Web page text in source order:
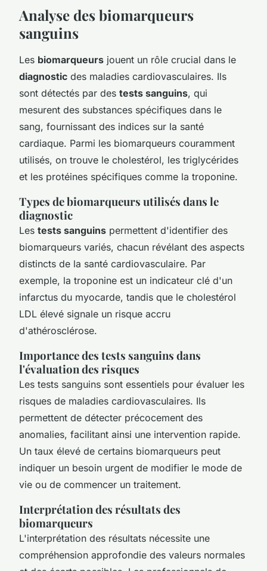
Analyse des biomarqueurs
sanguins
Les biomarqueurs jouent un rôle crucial dans le
diagnostic des maladies cardiovasculaires. Ils
sont détectés par des tests sanguins, qui
mesurent des substances spécifiques dans le
sang, fournissant des indices sur la santé
cardiaque. Parmi les biomarqueurs couramment
utilisés, on trouve le cholestérol, les triglycérides
et les protéines spécifiques comme la troponine.
Types de biomarqueurs utilisés dans le
diagnostic
Les tests sanguins permettent d'identifier des
biomarqueurs variés, chacun révélant des aspects
distincts de la santé cardiovasculaire. Par
exemple, la troponine est un indicateur clé d'un
infarctus du myocarde, tandis que le cholestérol
LDL élevé signale un risque accru
d'athérosclérose.
Importance des tests sanguins dans
l'évaluation des risques
Les tests sanguins sont essentiels pour évaluer les
risques de maladies cardiovasculaires. Ils
permettent de détecter précocement des
anomalies, facilitant ainsi une intervention rapide.
Un taux élevé de certains biomarqueurs peut
indiquer un besoin urgent de modifier le mode de
vie ou de commencer un traitement.
Interprétation des résultats des
biomarqueurs
L'interprétation des résultats nécessite une
compréhension approfondie des valeurs normales